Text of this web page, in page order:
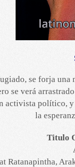
se forja
se verá
activista político,
la
Titulo
Ratanapintha,